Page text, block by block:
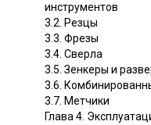
инструментов
3.2. Резцы
3.3. Фрезы
3.4. Сверла
3.5. Зенкеры и
3.6.
3.7. Метчики
Глава 4.